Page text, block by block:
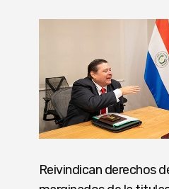
Reivindican derechos